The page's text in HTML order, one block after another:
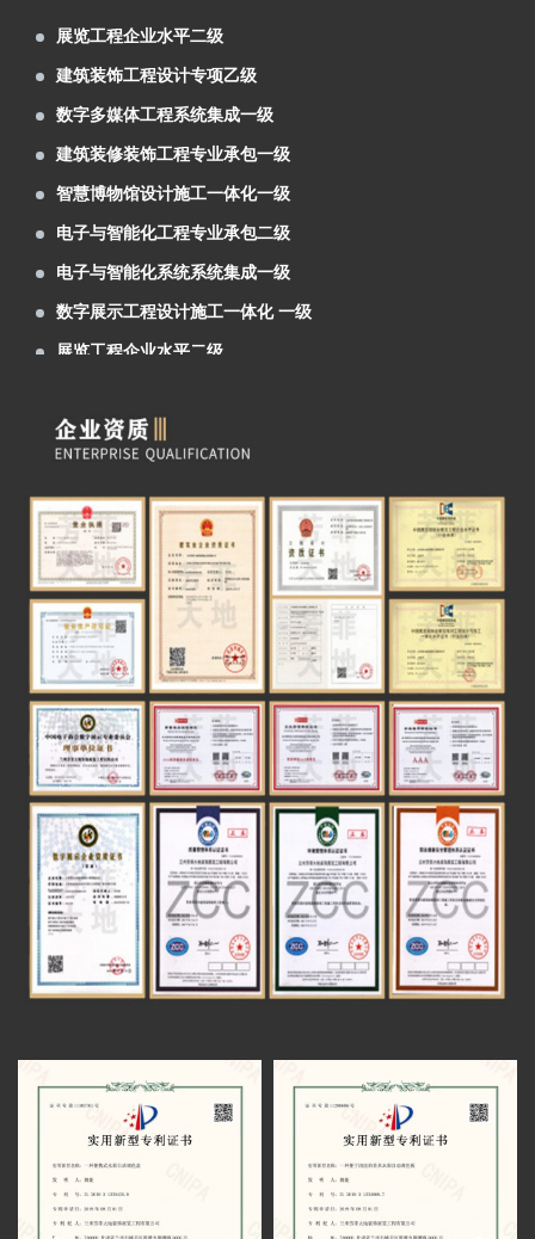
甘肃建投绿色建材产业集团“企业文化展厅及
绿色智慧矿山联合实验室”项目
第22届“青海省投资贸易洽谈会”于7月22日至
27日在西宁会展中心隆重举行
芳菲大地装饰展览为新区农投集团进行了兰
洽会展位设计及搭建施工
芳菲大地装饰展览为中石化、辽宁省等单位
进行了展位设计及搭建施工
第27届兰洽会明日隆重举行，芳菲大地热忱
欢迎您前来参观体验！
阿克塞红柳湾大坝图村村史馆案例分享
青海青稞酒业公司展厅案例分享
甘肃机电职业技术学院校史馆
在西宁市如期举行。由兰州芳菲大地展览设计施
由兰州芳菲大地装饰展览公司设计的 “ 中国
大楼整体设计项目于近日中标。
司“兰州老街佛慈大药房形象店”首稿亮相。
由兰州芳菲大地展览公司设计的“甘肃机电职
业技术学院校史馆”于近期中标。
庆祝建党一百周年“陕甘边红色藏品展陈博物
馆”近期完成设计方案
热烈祝贺甘肃房地产业商会2021年会隆重召
甘肃金利达消防技术服务有限公司企业展厅
获甲方好评
由芳菲大地展览公司设计施工的白银矿山
（国家）精神纪念馆于近期完工
太子山沉浸式空间通过验收
甘南州成立70周年成就展设计方案通过评审
红西路军在祁连纪念馆有序施工
青海卫校校史馆项目圆满完工
芳菲大地展览完成中国铁路安全警示教育馆
全案策划设计
芳菲大地展览助力财贸学院文化建设受好评
青海发投碱业企业展厅施工进行中
甘肃财贸学院校史馆一期施工进度即将完工
青海卫校中药标本馆正式开放(芳菲大地装饰
展览工程有限公司设计施工)
全国民族团结进步教育基地暨甘肃省铸牢中
华民族共同体意识培训基地揭牌仪式在甘肃省法
官学院举行。
甘肃工业职业技术学院领导来到施工现场实
地调研
芳菲大地完成甘肃建投矿业公司综合会议
建筑装饰工程设计专项乙级
数字多媒体工程系统集成一级
建筑装修装饰工程专业承包一级
智慧博物馆设计施工一体化一级
电子与智能化工程专业承包二级
电子与智能化系统系统集成一级
数字展示工程设计施工一体化 一级
展览工程企业水平二级
建筑装饰工程设计专项乙级
建筑装修装饰工程专业承包一级
智慧博物馆设计施工一体化一级
电子与智能化工程专业承包二级
电子与智能化系统系统集成一级
数字展示工程设计施工一体化 一级
展览工程企业水平二级
建筑装饰工程设计专项乙级
数字多媒体工程系统集成一级
建筑装修装饰工程专业承包一级
智慧博物馆设计施工一体化一级
电子与智能化工程专业承包二级
电子与智能化系统系统集成一级
数字展示工程设计施工一体化 一级